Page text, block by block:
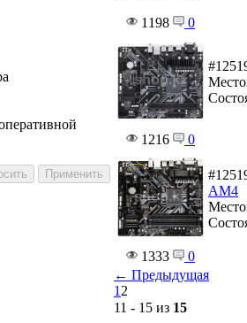
1198 0
1216 0
AM4
1333
0
← Предыдущая
1 2
11 - 15 из 15